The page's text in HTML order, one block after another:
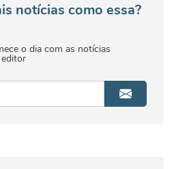
notícias como essa?
o dia com as notícias